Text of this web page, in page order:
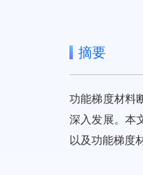
摘要
功能梯度材料
深入发展。本
以及功能梯度